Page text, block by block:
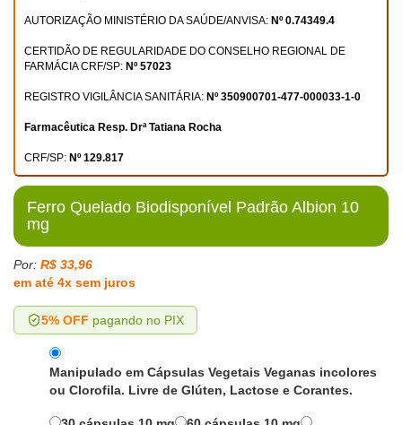
AUTORIZAÇÃO MINISTÉRIO DA SAÚDE/ANVISA: Nº 0.74349.4
CERTIDÃO DE REGULARIDADE DO CONSELHO REGIONAL DE
FARMÁCIA CRF/SP: Nº 57023
REGISTRO VIGILÂNCIA SANITÁRIA: Nº 350900701-477-000033-1-0
Farmacêutica Resp. Drª Tatiana Rocha
CRF/SP: Nº 129.817
Ferro Quelado Biodisponível Padrão Albion 10
mg
Por: R$ 33,96
em até 4x sem juros
5% OFF pagando no PIX
Manipulado em Cápsulas Vegetais Veganas incolores
ou Clorofila. Livre de Glúten, Lactose e Corantes.